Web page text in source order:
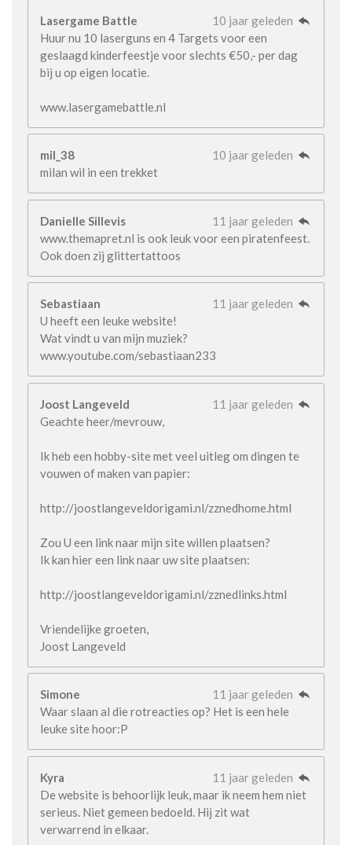
Lasergame Battle
10 jaar geleden
Huur nu 10 laserguns en 4 Targets voor een
geslaagd kinderfeestje voor slechts €50,- per dag
bij u op eigen locatie.
www.lasergamebattle.nl
mil_38
10 jaar geleden
milan wil in een trekket
Danielle Sillevis
11 jaar geleden
www.themapret.nl is ook leuk voor een piratenfeest.
Ook doen zij glittertattoos
Sebastiaan
11 jaar geleden
U heeft een leuke website!
Wat vindt u van mijn muziek?
www.youtube.com/sebastiaan233
Joost Langeveld
11 jaar geleden
Geachte heer/mevrouw,
Ik heb een hobby-site met veel uitleg om dingen te
vouwen of maken van papier:
http://joostlangeveldorigami.nl/zznedhome.html
Zou U een link naar mijn site willen plaatsen?
Ik kan hier een link naar uw site plaatsen:
http://joostlangeveldorigami.nl/zznedlinks.html
Vriendelijke groeten,
Joost Langeveld
Simone
11 jaar geleden
Waar slaan al die rotreacties op? Het is een hele
leuke site hoor:P
Kyra
11 jaar geleden
De website is behoorlijk leuk, maar ik neem hem niet
serieus. Niet gemeen bedoeld. Hij zit wat
verwarrend in elkaar.